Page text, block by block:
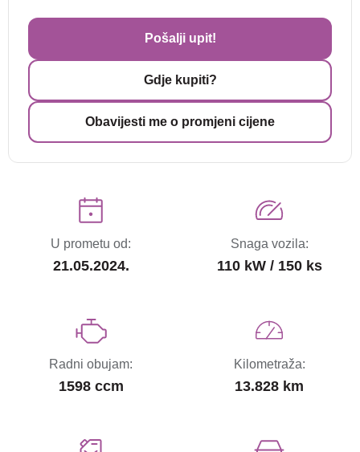
Pošalji upit!
Gdje kupiti?
Obavijesti me o promjeni cijene
U prometu od:
21.05.2024.
Snaga vozila:
110 kW / 150 ks
Radni obujam:
1598 ccm
Kilometraža:
13.828 km